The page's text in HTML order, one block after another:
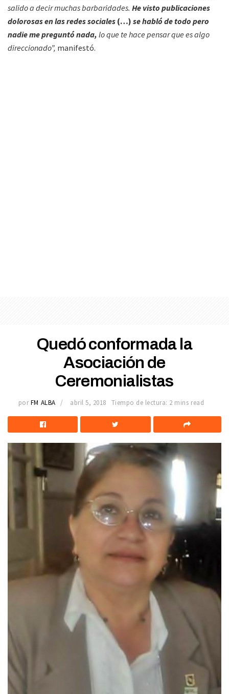
salido a decir muchas barbaridades. He visto publicaciones
dolorosas en las redes sociales (…) se habló de todo pero
nadie me preguntó nada, lo que te hace pensar que es algo
direccionado”, manifestó.
Quedó conformada la
Asociación de
Ceremonialistas
por FM ALBA abril 5, 2018 Tiempo de lectura: 2 mins read